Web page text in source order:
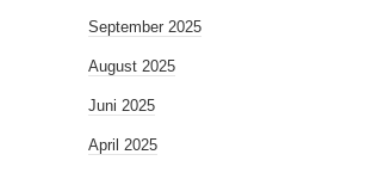
September 2025
August 2025
Juni 2025
April 2025